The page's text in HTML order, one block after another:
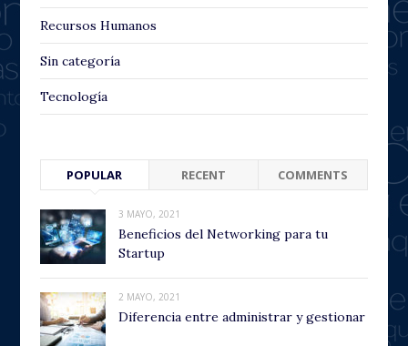
Recursos Humanos
Sin categoría
Tecnología
POPULAR RECENT COMMENTS
3 MAYO, 2021
Beneficios del Networking para tu
Startup
2 MAYO, 2021
Diferencia entre administrar y gestionar